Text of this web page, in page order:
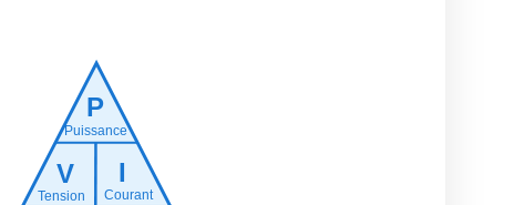
P
Puissance
V
Tension
I
Courant